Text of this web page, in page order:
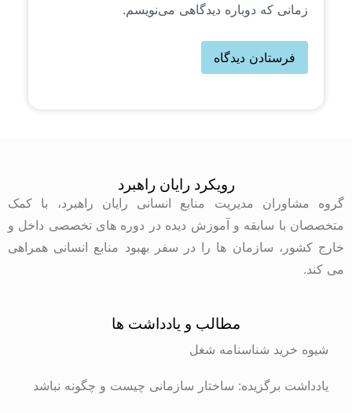
زمانی که دوباره دیدگاهی می‌نویسم.
رویکرد رایان راهبرد
گروه مشاوران مدیریت منابع انسانی رایان راهبرد، با کمک
متخصصان با سابقه و آموزش دیده در دوره های تخصصی داخل و
خارج کشور، سازمان ها را در سفر بهبود منابع انسانی همراهی
می کند.
مطالب و یادداشت ها
شیوه خرید شناسنامه شغل
یادداشت برگزیده: ساختار سازمانی چیست و چگونه نباشد